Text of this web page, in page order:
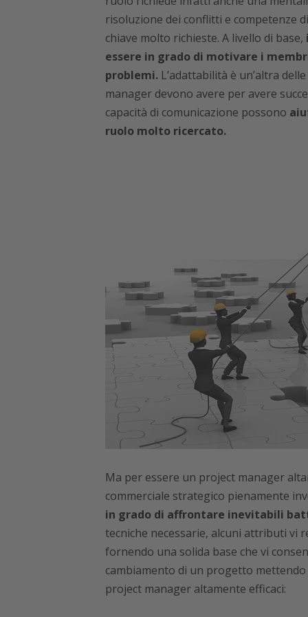
risoluzione dei conflitti e competenze
chiave molto richieste. A livello di base,
essere in grado di motivare i
problemi.L’adattabilità è un’altra
manager devono avere per avere
capacità di comunicazione possono
ruolo molto ricercato.
Ma per essere un project manager
commerciale strategico pienamente
in grado di affrontare inevitabili
tecniche necessarie, alcuni attributi vi
fornendo una solida base che vi
cambiamento di un progetto
project manager altamente efficaci: